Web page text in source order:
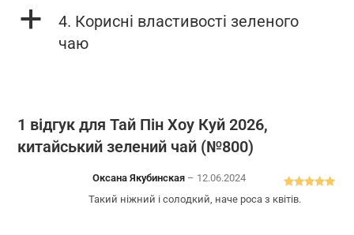
a
4. Корисні властивості зеленого
чаю
1 відгук дляТай Пін Хоу Куй 2026,
китайський зелений чай (№800)
Оцінено в
Оксана Якубинская – 12.06.2024
Такий ніжний і солодкий, наче роса з квітів.